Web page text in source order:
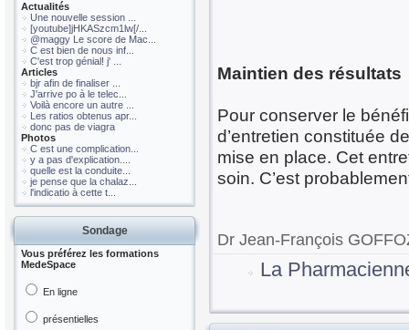
Actualités
Une nouvelle session ...
[youtube]jHKASzcm1lw[/...
@maggy Le score de Mac...
C est bien de nous inf...
C'est trop génial! j' ...
Articles
bjr afin de finaliser ...
J'arrive po à le telec...
Voilà encore un autre ...
Les ratios obtenus apr...
donc pas de viagra
Photos
C est une complication...
y a pas d'explication....
quelle est la conduite...
je pense que la chalaz...
l'indicatio à cette t...
Sondage
Vous préférez les formations
MedeSpace
En ligne
présentielles
Maintien des résultats
Pour conserver le
d’entretien constituée
mise en place. Cet
soin. C’est
Dr Jean-François
La